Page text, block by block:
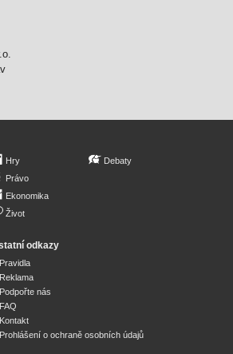
Hry
Právo
Ekonomika
Život
Debaty
odkazy
Pravidla
Reklama
Podpořte nás
FAQ
Kontakt
Prohlášení o ochraně osobních údajů